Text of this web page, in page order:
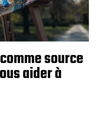
source
aider à